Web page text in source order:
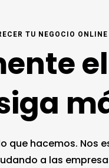
TU NEGOCIO ONLINE
que hacemos. Nos
a las